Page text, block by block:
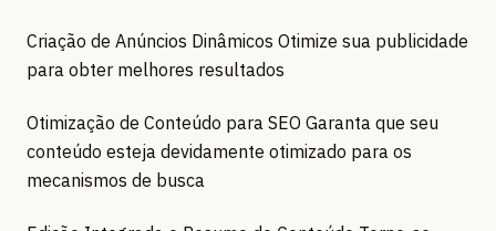
Criação de Anúncios Dinâmicos Otimize sua publicidade
para obter melhores resultados
Otimização de Conteúdo para SEO Garanta que seu
conteúdo esteja devidamente otimizado para os
mecanismos de busca